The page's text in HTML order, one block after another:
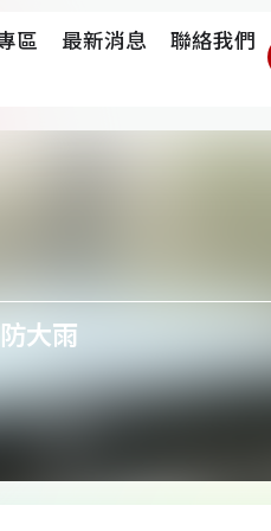
區 最新消息 聯絡我們
大雨